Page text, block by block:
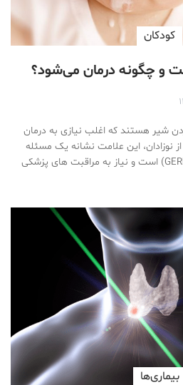
کودکان
و چگونه درمان می‌شود؟
شیر هستند که اغلب نیازی به درمان
نوزادان، این علامت نشانه یک مسئله
جدی‌تر مانند ریفلاکس معده (GERD) است و نیاز به مراقبت های پزشکی
بیماری‌ها